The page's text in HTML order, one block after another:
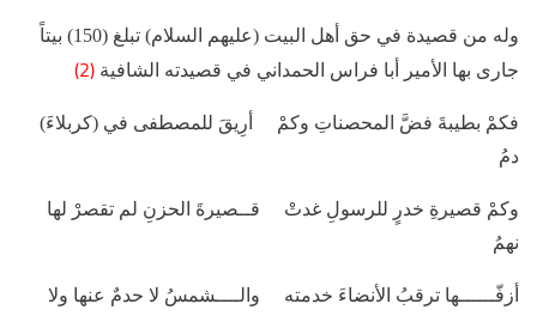
وله من قصيدة في حق أهل البيت (عليهم السلام) تبلغ (150) بيتاً
جارى بها الأمير أبا فراس الحمداني في قصيدته الشافية (2)
فكمْ بطيبةَ فضَّ المحصناتِ وكمْ أرِيقَ للمصطفى في (كربلاءَ)
دمُ
وكمْ قصيرةِ خدرٍ للرسولِ غدتْ قــصيرةَ الحزنِ لم تقصرْ لها
نهمُ
أزفّــــــها ترقبُ الأنضاءَ خدمته والــــشمسُ لا حدمٌ عنها ولا